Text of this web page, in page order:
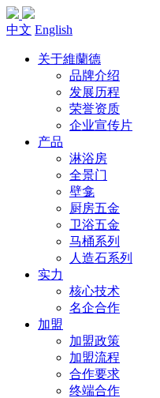
中文 English
关于維蘭德
品牌介绍
发展历程
荣誉资质
企业宣传片
产品
淋浴房
全景门
壁龛
厨房五金
卫浴五金
马桶系列
人造石系列
实力
核心技术
名企合作
加盟
加盟政策
加盟流程
合作要求
终端合作